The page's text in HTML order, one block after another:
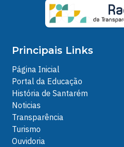
Principais Links
Página Inicial
Portal da Educação
História de Santarém
Noticias
Transparência
Turismo
Ouvidoria